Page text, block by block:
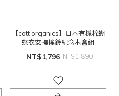
【cott organics】日本有機棉蝴
蝶衣安撫搖鈴紀念木盒組
NT$1,796 NT$1,890